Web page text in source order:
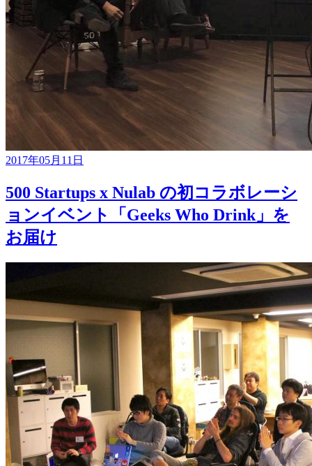
2017年05月11日
500 Startups x Nulab の初コラボレーシ
ョンイベント「Geeks Who Drink」を
お届け